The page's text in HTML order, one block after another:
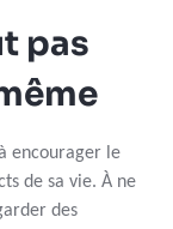
pas
encourager le
de sa vie. À ne
des